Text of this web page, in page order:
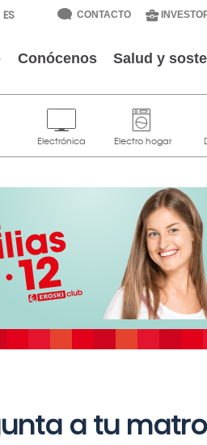
CONTACTO
Conócenos Salud y
a tu